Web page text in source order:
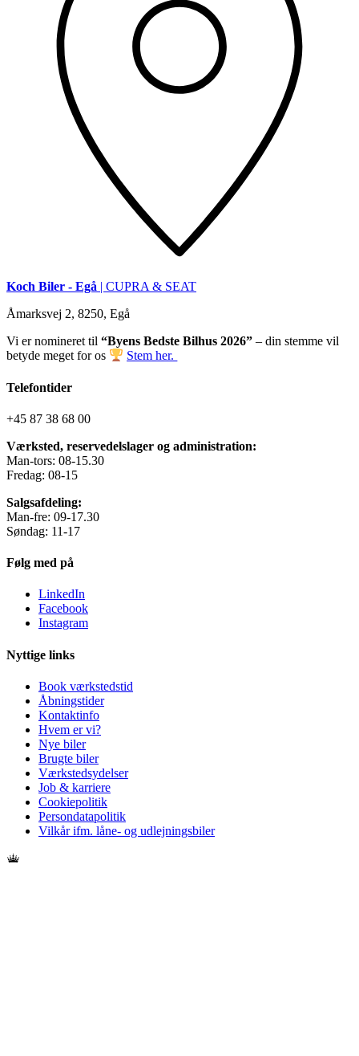
Koch Biler - Egå | CUPRA & SEAT
Åmarksvej 2, 8250, Egå
Vi er nomineret til “Byens Bedste Bilhus 2026” – din stemme vil
betyde meget for os
Stem her.
Telefontider
+45 87 38 68 00
Værksted, reservedelslager og administration:
Man-tors: 08-15.30
Fredag: 08-15
Salgsafdeling:
Man-fre: 09-17.30
Søndag: 11-17
Følg med på
LinkedIn
Facebook
Instagram
Nyttige links
Book værkstedstid
Åbningstider
Kontaktinfo
Hvem er vi?
Nye biler
Brugte biler
Værkstedsydelser
Job & karriere
Cookiepolitik
Persondatapolitik
Vilkår ifm. låne- og udlejningsbiler